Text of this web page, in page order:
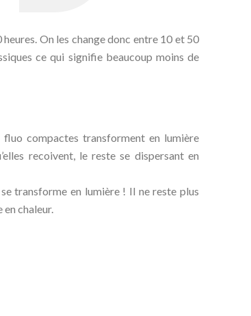
On les change donc entre 10 et 50
ce qui signifie beaucoup moins de
fluo compactes transforment en lumière
recoivent, le reste se dispersant en
transforme en lumière ! Il ne reste plus
chaleur.